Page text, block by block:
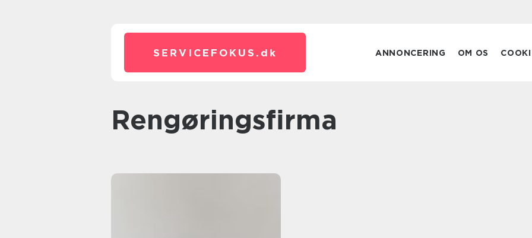
SERVICEFOKUS. dk ANNONCERING OM OS
rengøringsfirma